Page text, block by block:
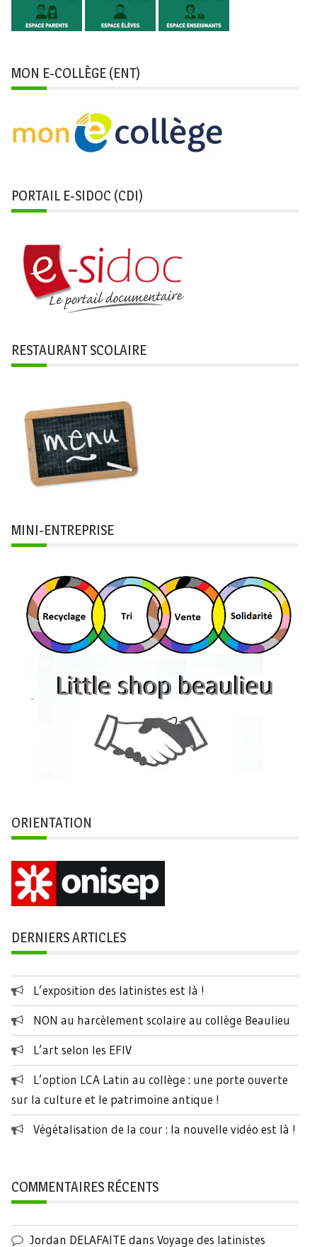
MON E-COLLÈGE (ENT)
PORTAIL E-SIDOC (CDI)
RESTAURANT SCOLAIRE
MINI-ENTREPRISE
ORIENTATION
DERNIERS ARTICLES
L’exposition des latinistes est là !
NON au harcèlement scolaire au collège Beaulieu
L’art selon les EFIV
L’option LCA Latin au collège : une porte ouverte
sur la culture et le patrimoine antique !
Végétalisation de la cour : la nouvelle vidéo est là !
COMMENTAIRES RÉCENTS
Jordan DELAFAITEdans Voyage des latinistes